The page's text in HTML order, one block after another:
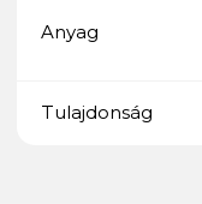
Anyag
Tulajdonság